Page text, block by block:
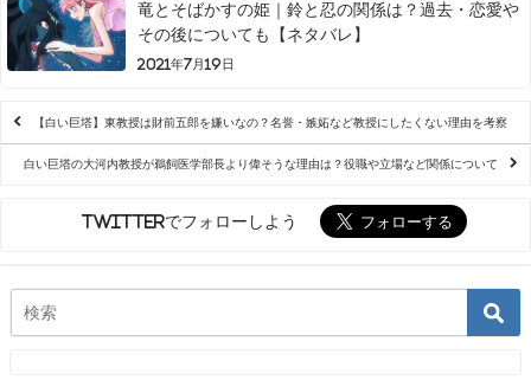
竜とそばかすの姫｜鈴と忍の関係は？過去・恋愛や
その後についても【ネタバレ】
2021年7月19日
【白い巨塔】東教授は財前五郎を嫌いなの？名誉・嫉妬など教授にしたくない理由を考察
白い巨塔の大河内教授が鵜飼医学部長より偉そうな理由は？役職や立場など関係について
Twitterでフォローしよう